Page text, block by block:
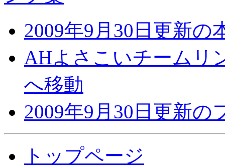
2009年9月30日更新の
AHよさこいチームリ
へ移動
2009年9月30日更新の
トップページ